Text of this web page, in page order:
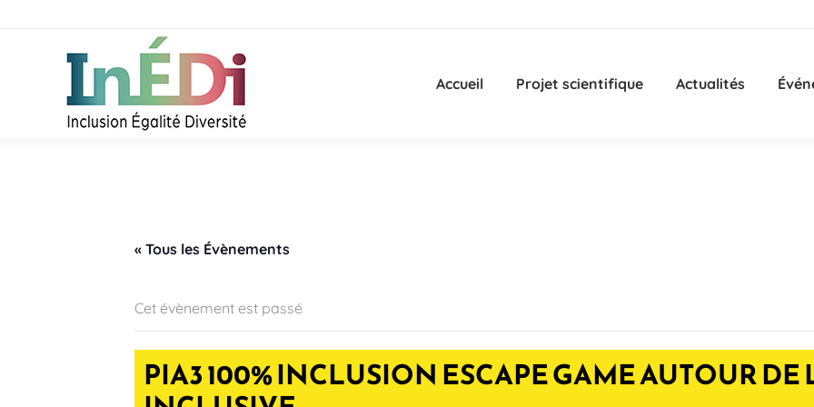
Accueil Projet scientifique Actualités
« Tous les Évènements
Cet évènement est passé
PIA3 100% INCLUSION ESCAPE GAME AUTOUR DE